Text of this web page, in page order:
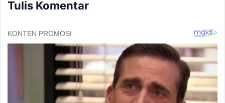
Tulis Komentar